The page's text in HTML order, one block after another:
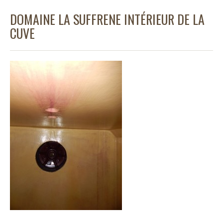
DOMAINE LA SUFFRENE INTÉRIEUR DE LA
CUVE